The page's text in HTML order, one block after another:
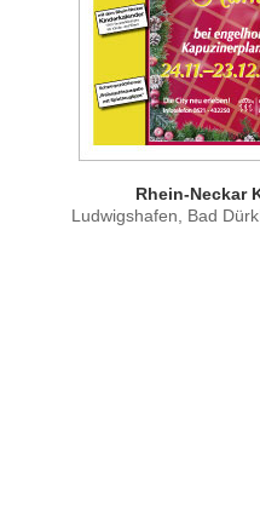
Rhein-Neckar
Ludwigshafen, Bad